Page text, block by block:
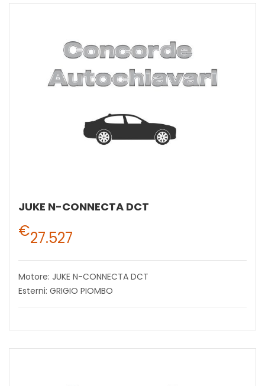
JUKE N-CONNECTA DCT
€27.527
Motore: JUKE N-CONNECTA DCT
Esterni: GRIGIO PIOMBO